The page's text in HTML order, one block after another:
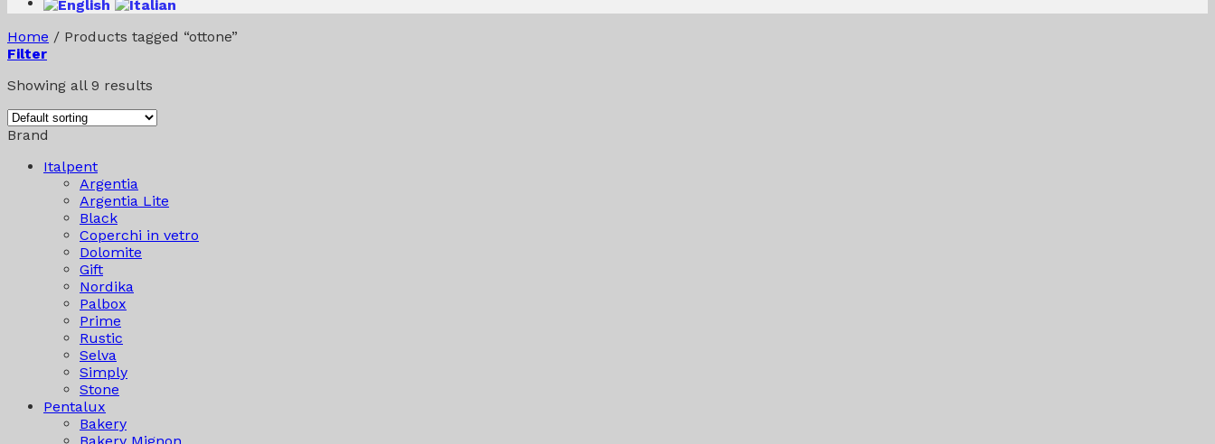
Home / Products tagged “ottone”
Filter
Showing all 9 results
Brand
Italpent
Argentia
Argentia Lite
Black
Coperchi in vetro
Dolomite
Gift
Nordika
Palbox
Prime
Rustic
Selva
Simply
Stone
Pentalux
Bakery
Bakery Mignon